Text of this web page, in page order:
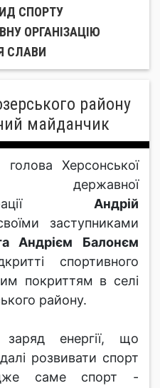
СПОРТУ
ОРГАНIЗАЦIЮ
СЛАВИ
району
майданчик
Херсонської
державної
Андрій
заступниками
Андрієм Балонєм
спортивного
покриттям в селі
району.
енергії, що
розвивати спорт
саме спорт -